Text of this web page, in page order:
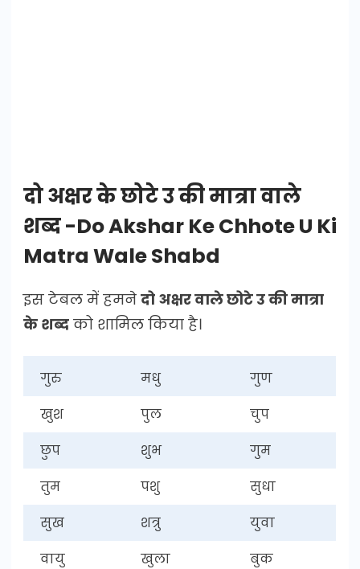
दोअक्षर के छोटे उ की मात्रा वाले
शब्द -Do Akshar Ke Chhote U Ki
Matra Wale Shabd
इस टेबल में हमने दो अक्षर वाले छोटे उ की मात्रा
के शब्द को शामिल किया है।
गुरु मधु
गुण
खुश
पुल
चुप
छुप
शुभ
गुम
तुम
पशु
सुधा
सुख
शत्रु
युवा
वायु
खुला
बुक